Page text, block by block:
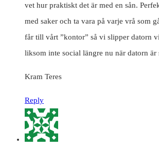
vet hur praktiskt det är med en sån.
med saker och ta vara på varje vrå som
får till vårt ”kontor” så vi slipper datorn
liksom inte social längre nu när datorn är
Kram Teres
Reply